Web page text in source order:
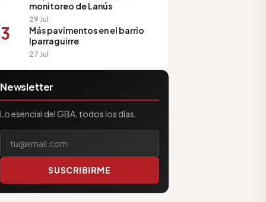
monitoreo de Lanús
29 Jul
3
Más pavimentos en el barrio
Iparraguirre
27 Jul
Newsletter
Lo esencial del GBA, todos los días.
SUSCRIBIRME